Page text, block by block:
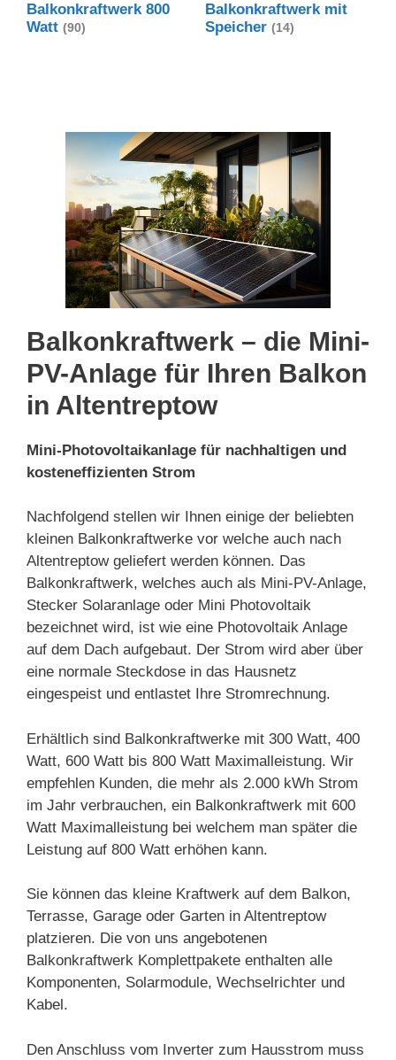
Balkonkraftwerk 800
Watt (90)
Balkonkraftwerk mit
Speicher (14)
Balkonkraftwerk – die Mini-
PV-Anlage für Ihren Balkon
in Altentreptow
Mini-Photovoltaikanlage für nachhaltigen und
kosteneffizienten Strom
Nachfolgend stellen wir Ihnen einige der beliebten
kleinen Balkonkraftwerke vor welche auch nach
Altentreptow geliefert werden können. Das
Balkonkraftwerk, welches auch als Mini-PV-Anlage,
Stecker Solaranlage oder Mini Photovoltaik
bezeichnet wird, ist wie eine Photovoltaik Anlage
auf dem Dach aufgebaut. Der Strom wird aber über
eine normale Steckdose in das Hausnetz
eingespeist und entlastet Ihre Stromrechnung.
Erhältlich sind Balkonkraftwerke mit 300 Watt, 400
Watt, 600 Watt bis 800 Watt Maximalleistung. Wir
empfehlen Kunden, die mehr als 2.000 kWh Strom
im Jahr verbrauchen, ein Balkonkraftwerk mit 600
Watt Maximalleistung bei welchem man später die
Leistung auf 800 Watt erhöhen kann.
Sie können das kleine Kraftwerk auf dem Balkon,
Terrasse, Garage oder Garten in Altentreptow
platzieren. Die von uns angebotenen
Balkonkraftwerk Komplettpakete enthalten alle
Komponenten, Solarmodule, Wechselrichter und
Kabel.
Den Anschluss vom Inverter zum Hausstrom muss